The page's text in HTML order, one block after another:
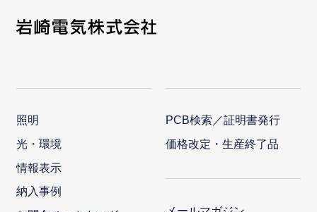
照明
光・環境
情報表示
納入事例
PCB検索／証明書発行
価格改定・生産終了品